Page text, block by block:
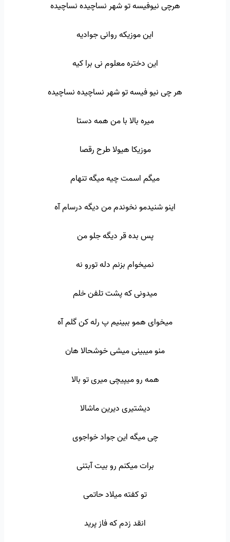
هرچی نیوفیسه تو شهر نساچیده نساچیده
این موزیکه روانی جوادیه
این دختره معلوم نی برا کیه
هر چی نیو فیسه تو شهر نساچیده نساچیده
میره بالا با من همه دستا
موزیکا هیولا طرح رقصا
میگم اسمت چیه میگه تنهام
اینو شنیدمو نخوندم من دیگه درسام آه
پس بده قر دیگه جلو من
نمیخوام بزنم دله تورو نه
میدونی که پشت تلفن خلم
میخوای همو ببینیم پ رله کن گلم آه
منو میبینی میشی خوشحالا هان
همه رو میپیچی میری تو بالا
دیشتیری دیرین ماشالا
چی میگه این جواد خواجوی
برات میکنم رو بیت آبتنی
تو کفته میلاد حاتمی
انقد زدم که فاز پرید